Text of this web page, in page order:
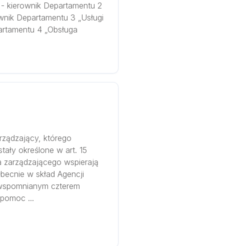
kierownik Departamentu 2
Departamentu 3 „Usługi
4 „Obsługa
którego
określone w art. 15
zarządzającego wspierają
w skład Agencji
czterem
...